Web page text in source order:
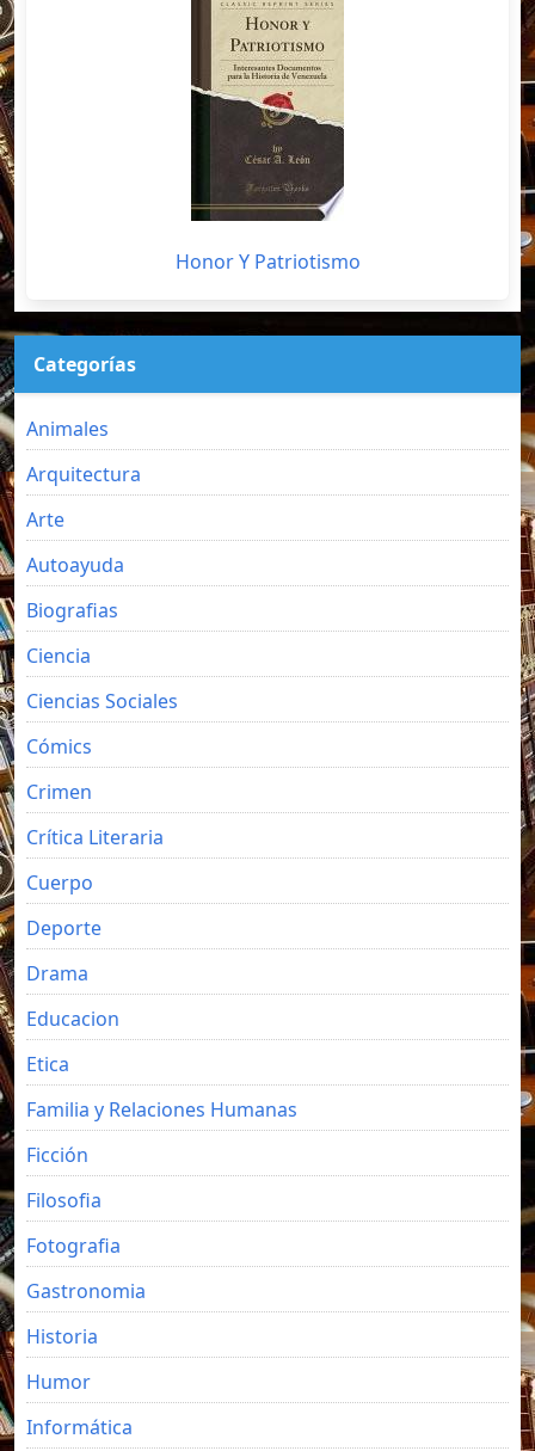
Honor Y Patriotismo
Categorías
Animales
Arquitectura
Arte
Autoayuda
Biografias
Ciencia
Ciencias Sociales
Cómics
Crimen
Crítica Literaria
Cuerpo
Deporte
Drama
Educacion
Etica
Familia y Relaciones Humanas
Ficción
Filosofia
Fotografia
Gastronomia
Historia
Humor
Informática